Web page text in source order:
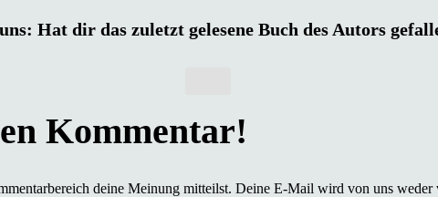
Hat dir das zuletzt gelesene Buch des Autors
deine Meinung mitteilst. Deine E-Mail wird von uns